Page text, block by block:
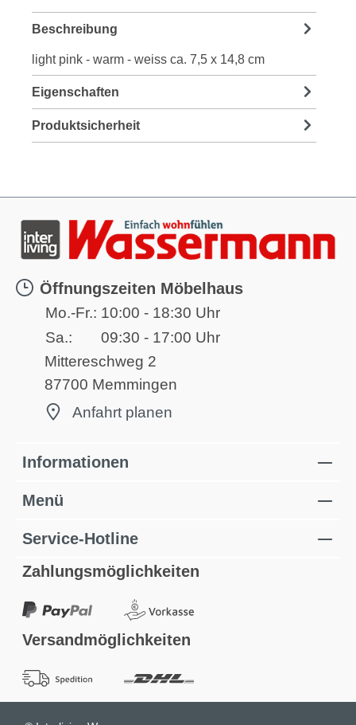
Beschreibung
light pink - warm - weiss ca. 7,5 x 14,8 cm
Eigenschaften
Produktsicherheit
Öffnungszeiten Möbelhaus
Mo.-Fr.: 10:00 - 18:30 Uhr
Sa.:
09:30 - 17:00 Uhr
Mittereschweg 2
87700 Memmingen
Anfahrt planen
Informationen
Menü
Service-Hotline
Zahlungsmöglichkeiten
Versandmöglichkeiten